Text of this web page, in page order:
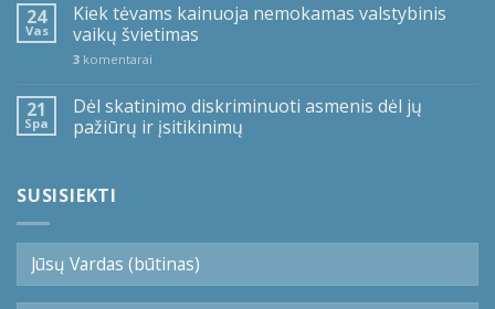
24
Vas
Kiek tėvams kainuoja nemokamas valstybinis
vaikų švietimas
3 komentarai
21
Spa
Dėl skatinimo diskriminuoti asmenis dėl jų
pažiūrų ir įsitikinimų
SUSISIEKTI